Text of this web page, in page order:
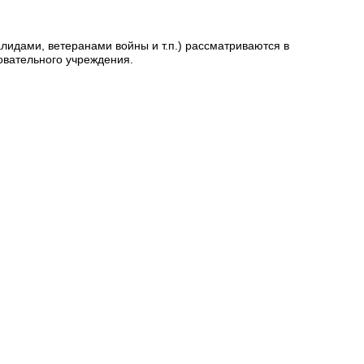
ветеранами войны и т.п.) рассматриваются в
учреждения.